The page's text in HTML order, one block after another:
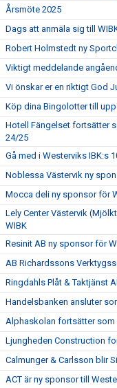
Årsmöte 2025
Dags att anmäla sig till
Robert Holmstedt ny
Viktigt meddelande
Vi önskar er en riktigt God
Köp dina Bingolotter till
Hotell Fängelset fortsätter
24/25
Gå med i Westerviks IBK:s
Noblessa Västervik ny
Mocca deli ny sponsor för
Lely Center Västervik
WIBK
Resinit AB ny sponsor för
AB Richardssons
Ringdahls Plåt & Taktjänst
Handelsbanken ansluter
Alphaskolan fortsätter som
Ljungheden Construction
Calmunger & Carlsson blir
ACT är ny sponsor till